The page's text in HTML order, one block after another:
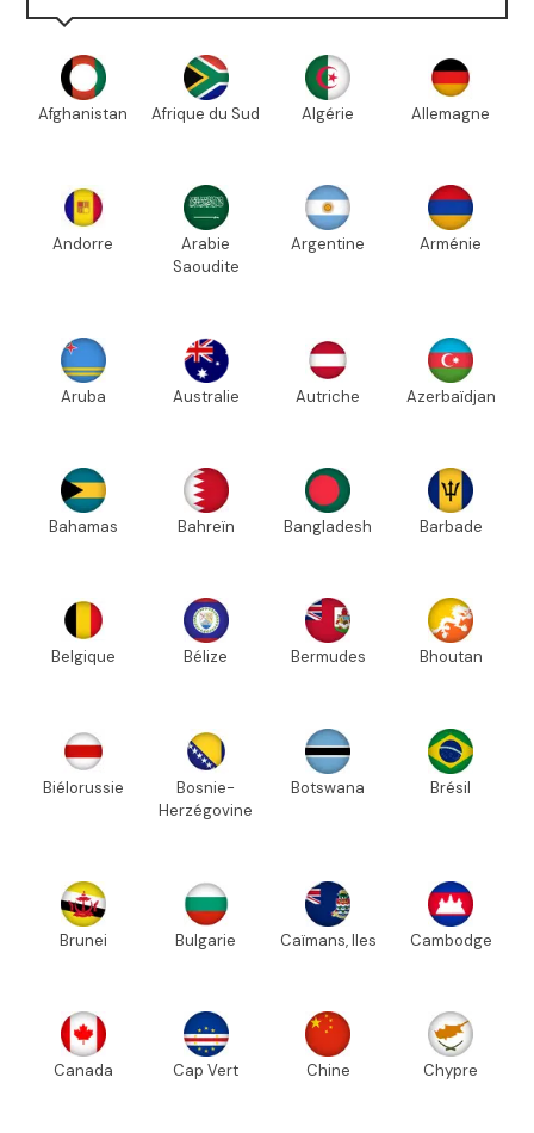
Afghanistan Afrique du Sud Algérie Allemagne
Andorre
Arabie
Saoudite
Argentine Arménie
Aruba Australie Autriche Azerbaïdjan
Bahamas Bahreïn Bangladesh Barbade
Belgique Bélize Bermudes Bhoutan
Biélorussie
Bosnie-
Herzégovine
Botswana Brésil
Brunei Bulgarie Caïmans, Iles Cambodge
Canada Cap Vert Chine Chypre